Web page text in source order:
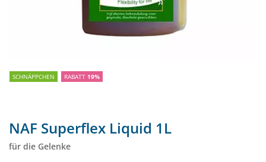
SCHNÄPPCHEN RABATT 19%
NAF Superflex Liquid 1L
für die Gelenke